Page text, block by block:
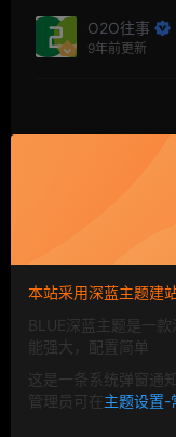
O2O往事
9年前更新
B端客户一条龙服
要根据具体细分行
B2B创业，两条路
客户一条龙服务；
方做一个信息匹配
据具体细分行业做
本站采用深蓝主题建
BLUE深蓝主题是一
能强大，配置简单
这是一条系统弹窗通
管理员可在主题设置-